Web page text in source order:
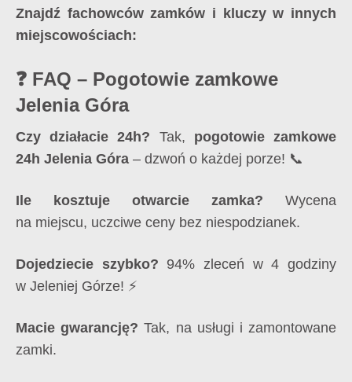
Znajdź fachowców zamków i kluczy w innych
miejscowościach:
❓ FAQ – Pogotowie zamkowe
Jelenia Góra
Czy działacie 24h? Tak, pogotowie zamkowe
24h Jelenia Góra – dzwoń o każdej porze! 📞
Ile kosztuje otwarcie zamka? Wycena
na miejscu, uczciwe ceny bez niespodzianek.
Dojedziecie szybko? 94% zleceń w 4 godziny
w Jeleniej Górze! ⚡
Macie gwarancję? Tak, na usługi i zamontowane
zamki.